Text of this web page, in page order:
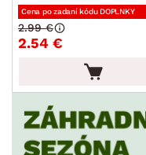
Cena po zadaní kódu DOPLNKY
2.54 €
2.99 €